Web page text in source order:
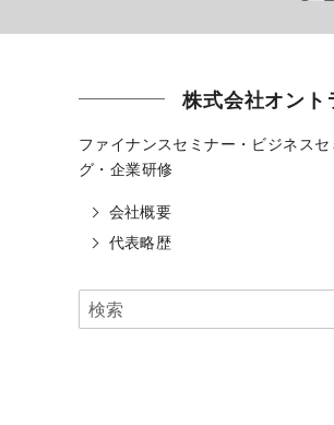
株式会社オント
ファイナンスセミナー・ビジネス
グ・企業研修
会社概要
代表略歴